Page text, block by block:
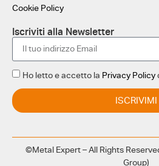
Cookie Policy
Iscriviti alla Newsletter
Ho letto e accetto la Privacy Policy
ISCRIVIMI
©Metal Expert – All Rights
Group)